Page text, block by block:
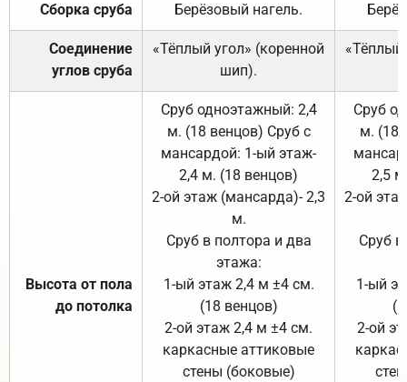
Сборка сруба Берёзовый нагель.
Соединение
углов сруба
«Тёплый угол» (коренной
шип).
«Тёплый
Высота от пола
до потолка
Сруб одноэтажный: 2,4
м. (18 венцов) Сруб с
мансардой: 1-ый этаж-
2,4 м. (18 венцов)
2-ой этаж (мансарда)- 2,3
м.
Сруб в полтора и два
этажа:
1-ый этаж 2,4 м ±4 см.
(18 венцов)
2-ой этаж 2,4 м ±4 см.
каркасные аттиковые
стены (боковые)
Сруб
м. (18
2,5
2-ой
Сруб
1-ый
2-ой